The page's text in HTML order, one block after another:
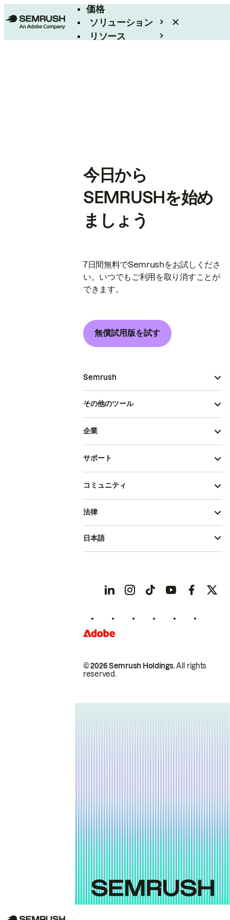
価格
ソリューション
リソース
今日から
SEMRUSHを始め
ましょう
7日間無料でSemrushをお試しくださ
い。いつでもご利用を取り消すことが
できます。
無償試用版を試す
Semrush
その他のツール
企業
サポート
コミュニティ
© 2026 Semrush Holdings.All rights
reserved.
法律
日本語